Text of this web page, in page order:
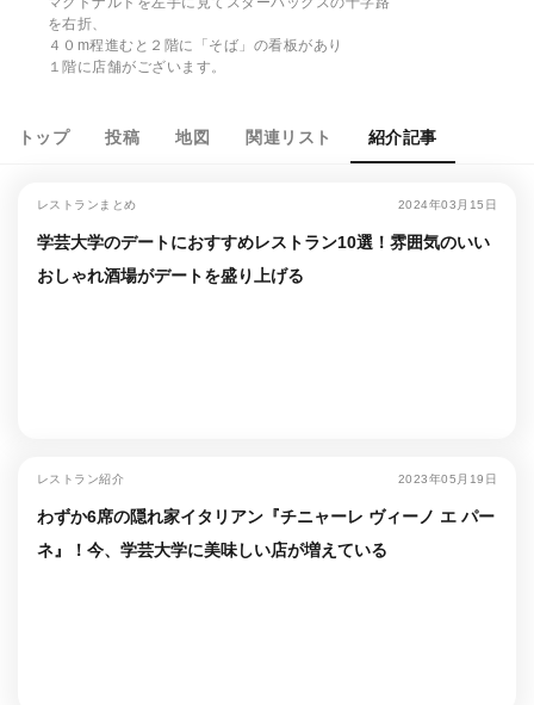
を右折、
４０m程進むと２階に「そば」の看板があり
１階に店舗がございます。
トップ 投稿 地図 関連リスト 紹介記事
レストランまとめ 2024年03月15日
学芸大学のデートにおすすめレストラン10選！雰囲気のいい
おしゃれ酒場がデートを盛り上げる
レストラン紹介 2023年05月19日
わずか6席の隠れ家イタリアン『チニャーレ ヴィーノ エ パー
ネ』！今、学芸大学に美味しい店が増えている